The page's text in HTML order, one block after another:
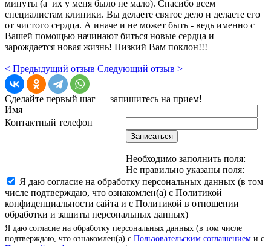
минуты (а их у меня было не мало). Спасибо всем
специалистам клиники. Вы делаете святое дело и делаете его
от чистого сердца. А иначе и не может быть - ведь именно с
Вашей помощью начинают биться новые сердца и
зарождается новая жизнь! Низкий Вам поклон!!!
< Предыдущий отзыв Следующий отзыв >
Сделайте первый шаг — запишитесь на прием!
Имя
Контактный телефон
Записаться
Необходимо заполнить поля:
Не правильно указаны поля:
Я даю согласие на обработку персональных данных (в том
числе подтверждаю, что ознакомлен(а) с Политикой
конфиденциальности сайта и с Политикой в отношении
обработки и защиты персональных данных)
Я даю согласие на обработку персональных данных (в том числе
подтверждаю, что ознакомлен(а) с Пользовательским соглашением и с